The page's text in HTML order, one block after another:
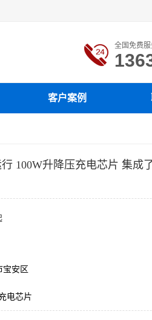
全国免费服
客户案例
100W升降压充电芯片 集成
宝安区
电芯片